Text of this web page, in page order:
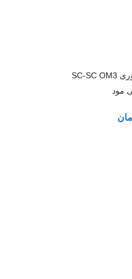
آداپتور فیبر نوری SC-SC OM3
مود